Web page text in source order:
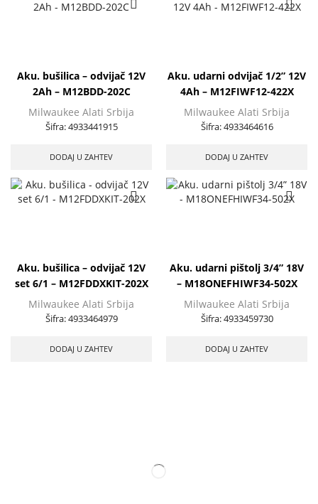
Aku. bušilica – odvijač 12V
2Ah – M12BDD-202C
Milwaukee Alati Srbija
Šifra:4933441915
DODAJ U ZAHTEV
Aku. udarni odvijač 1/2” 12V
4Ah – M12FIWF12-422X
Milwaukee Alati Srbija
Šifra:4933464616
DODAJ U ZAHTEV
Aku. bušilica – odvijač 12V
set 6/1 – M12FDDXKIT-202X
Milwaukee Alati Srbija
Šifra:4933464979
DODAJ U ZAHTEV
Aku. udarni pištolj 3/4” 18V
– M18ONEFHIWF34-502X
Milwaukee Alati Srbija
Šifra:4933459730
DODAJ U ZAHTEV